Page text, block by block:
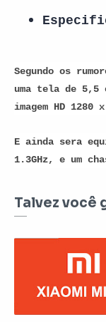
Segundo os
uma tela de 5,5
imagem HD 1280
E ainda sera
1.3GHz, e um
Talvez você